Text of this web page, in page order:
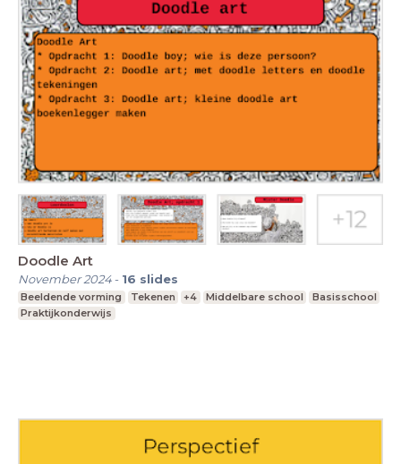
Doodle Art
November 2024- 16 slides
Beeldende vorming Tekenen +4 Middelbare school
Basisschool
Praktijkonderwijs